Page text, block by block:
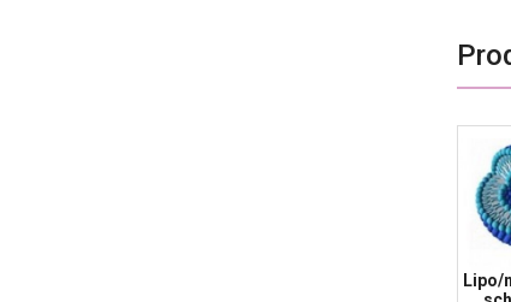
Lipo/